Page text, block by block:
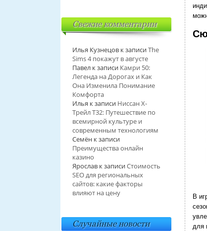
В
для
Свежие комментарии
Илья Кузнецов к записиThe
Sims 4 покажут в августе
Павел к записи Камри 50:
Легенда на Дорогах и Как
Она Изменила Понимание
Комфорта
Илья к записи Ниссан Х-
Трейл T32: Путешествие по
всемирной культуре и
современным технологиям
Семён к записи
Преимущества онлайн
казино
Ярослав к записиСтоимость
SEO для региональных
сайтов: какие факторы
влияют на цену
Случайные новости